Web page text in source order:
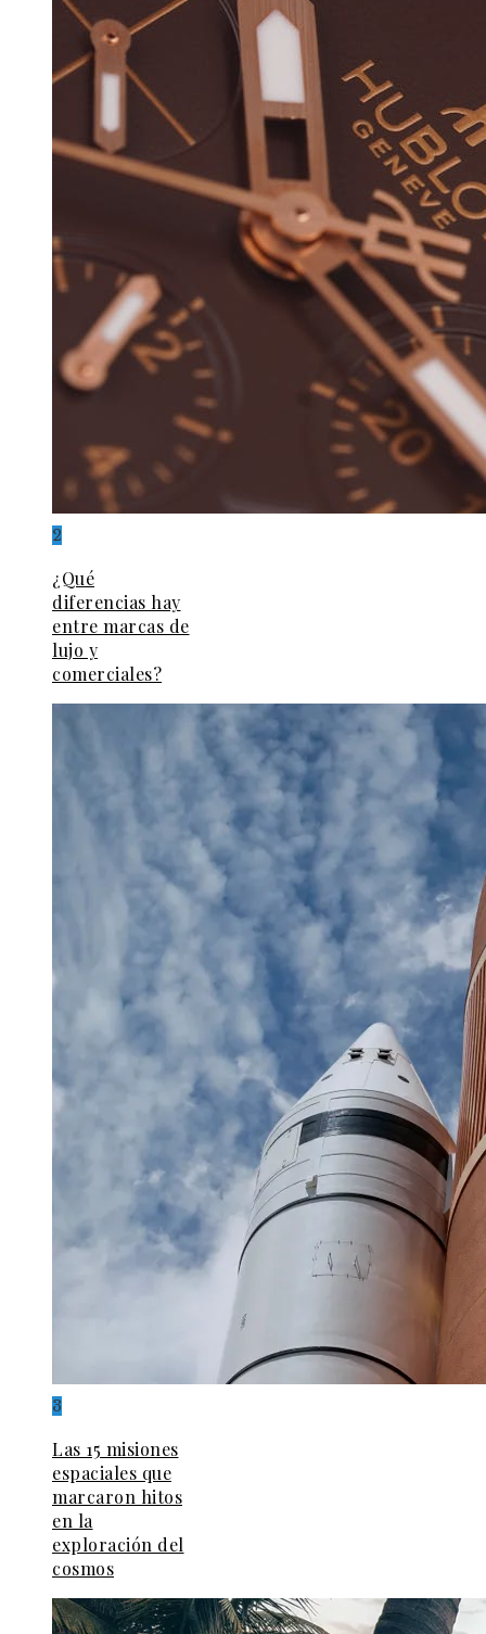
2
¿Qué
diferencias hay
entre marcas de
lujo y
comerciales?
3
Las 15 misiones
espaciales que
marcaron hitos
en la
exploración del
cosmos